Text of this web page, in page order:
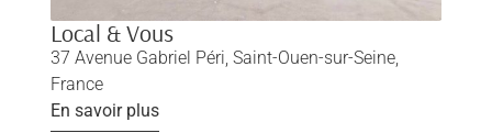
Local & Vous
37 Avenue Gabriel Péri, Saint-Ouen-sur-Seine,
France
En savoir plus